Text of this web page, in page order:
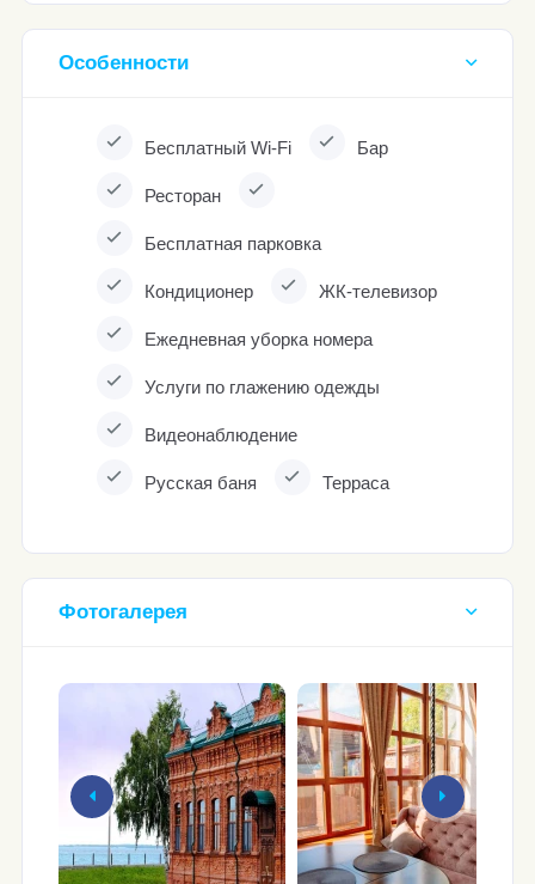
Особенности
Бесплатный Wi-Fi Бар
Ресторан
Бесплатная парковка
Кондиционер ЖК-телевизор
Ежедневная уборка номера
Услуги по глажению одежды
Видеoнаблюдeние
Русская баня Терраса
Фотогалерея